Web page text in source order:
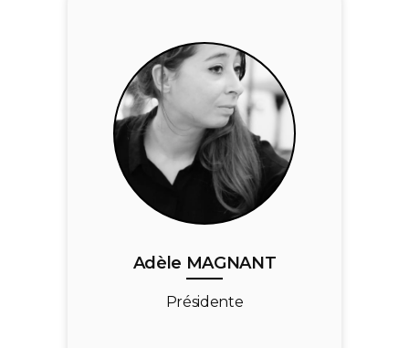
Adèle MAGNANT
Présidente
Cousines / Co-fondatrice - label & édition
LC Music
Intervenante :
Édition musicale / Combo
95 - Atelier de Cédric - Pôle Info Musique à
Marseille
Auparavant :
Assistante édition chez
Upton Park Publishing (Matmatah /
communication et administratrice chez No
Time Records (Label & Studio
Sexion D’Assaut).